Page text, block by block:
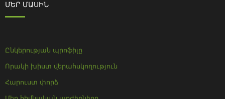
ՄԵՐ ՄԱՍԻՆ
Ընկերության պրոֆիլը
Որակի խիստ վերահսկողություն
Հարուստ փորձ